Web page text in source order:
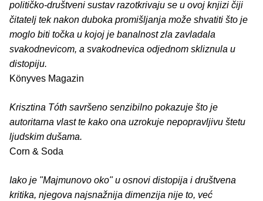
političko-društveni sustav razotkrivaju se u ovoj knjizi čiji
čitatelj tek nakon duboka promišljanja može shvatiti što je
moglo biti točka u kojoj je banalnost zla zavladala
svakodnevicom, a svakodnevica odjednom skliznula u
distopiju.
Könyves Magazin
Krisztina Tóth savršeno senzibilno pokazuje što je
autoritarna vlast te kako ona uzrokuje nepopravljivu štetu
ljudskim dušama.
Corn & Soda
Iako je "Majmunovo oko" u osnovi distopija i društvena
kritika, njegova najsnažnija dimenzija nije to, već